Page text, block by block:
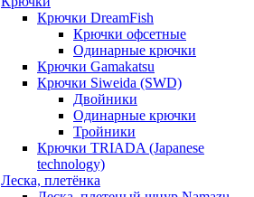
Крючки DreamFish
Крючки офсетные
Одинарные крючки
Крючки Gamakatsu
Крючки Siweida (SWD)
Двойники
Одинарные крючки
Тройники
Крючки TRIADA (Japanese
technology)
Леска, плетёнка